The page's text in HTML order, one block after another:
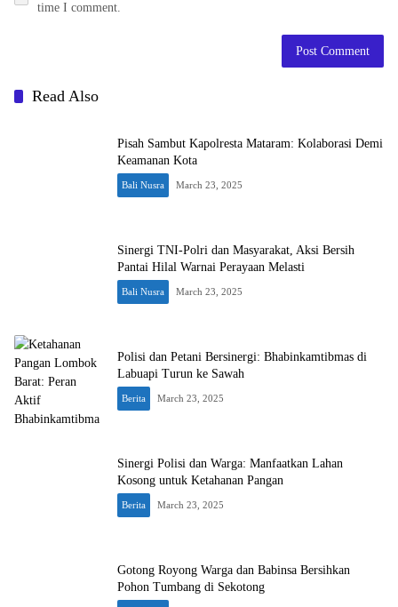
time I comment.
Read Also
Pisah Sambut Kapolresta Mataram: Kolaborasi Demi
Keamanan Kota
Bali Nusra March 23, 2025
Sinergi TNI-Polri dan Masyarakat, Aksi Bersih
Pantai Hilal Warnai Perayaan Melasti
Bali Nusra March 23, 2025
Polisi dan Petani Bersinergi: Bhabinkamtibmas di
Labuapi Turun ke Sawah
Berita March 23, 2025
Sinergi Polisi dan Warga: Manfaatkan Lahan
Kosong untuk Ketahanan Pangan
Berita March 23, 2025
Gotong Royong Warga dan Babinsa Bersihkan
Pohon Tumbang di Sekotong